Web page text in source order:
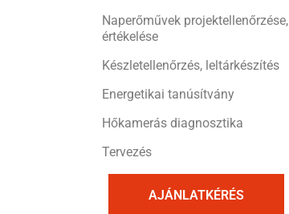
Naperőművek projektellenőrzése,
értékelése
Készletellenőrzés, leltárkészítés
Energetikai tanúsítvány
Hőkamerás diagnosztika
Tervezés
AJÁNLATKÉRÉS